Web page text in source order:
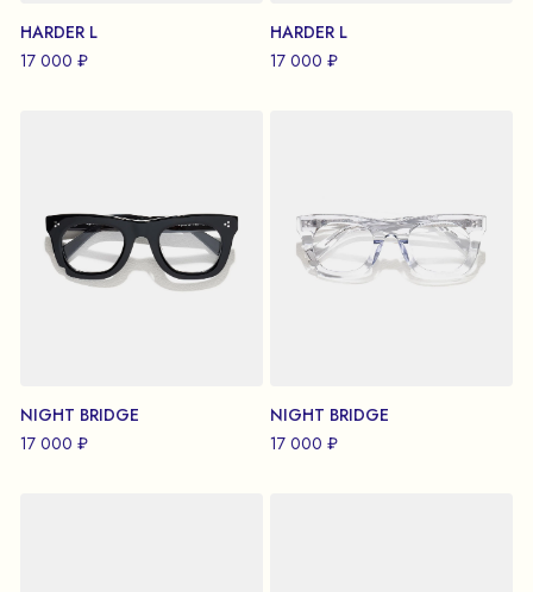
HARDER L
17 000 ₽
HARDER L
17 000 ₽
NIGHT BRIDGE
17 000 ₽
NIGHT BRIDGE
17 000 ₽